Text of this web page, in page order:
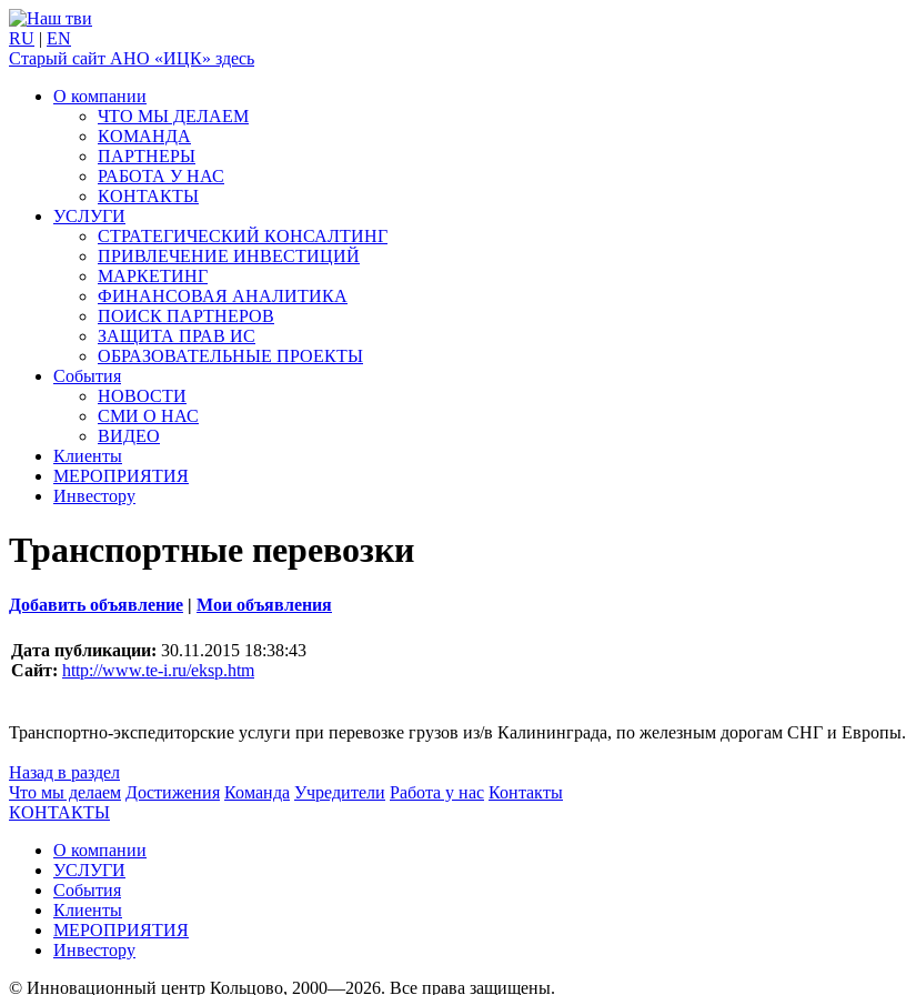
RU | EN
Старый сайт АНО «ИЦК» здесь
О компании
ЧТО МЫ ДЕЛАЕМ
КОМАНДА
ПАРТНЕРЫ
РАБОТА У НАС
КОНТАКТЫ
УСЛУГИ
СТРАТЕГИЧЕСКИЙ КОНСАЛТИНГ
ПРИВЛЕЧЕНИЕ ИНВЕСТИЦИЙ
МАРКЕТИНГ
ФИНАНСОВАЯ АНАЛИТИКА
ПОИСК ПАРТНЕРОВ
ЗАЩИТА ПРАВ ИС
ОБРАЗОВАТЕЛЬНЫЕ ПРОЕКТЫ
События
НОВОСТИ
СМИ О НАС
ВИДЕО
Клиенты
МЕРОПРИЯТИЯ
Инвестору
Транспортные перевозки
Добавить объявление | Мои объявления
Дата публикации: 30.11.2015 18:38:43
Сайт: http://www.te-i.ru/eksp.htm
Транспортно-экспедиторские услуги при перевозке грузов из/в Калининграда, по железным дорогам СНГ и Европы.
Назад в раздел
Что мы делаем Достижения Команда Учредители Работа у нас Контакты
КОНТАКТЫ
О компании
УСЛУГИ
События
Клиенты
МЕРОПРИЯТИЯ
Инвестору
© Инновационный центр Кольцово, 2000—2026. Все права защищены.